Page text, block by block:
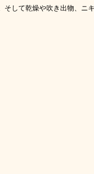
して乾燥や吹き出物、ニ